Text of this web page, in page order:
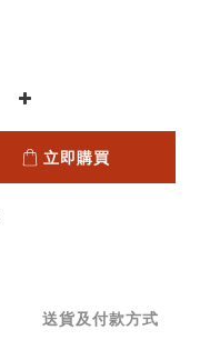
立即購買
送貨及付款方式